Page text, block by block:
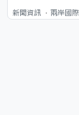
新聞資訊 兩岸國際